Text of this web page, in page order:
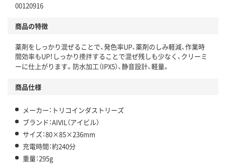
00120916
商品の特徴
薬剤をしっかり混ぜることで、発色率UP、薬剤のしみ軽減、作業時
間効率もUP！しっかり攪拌することで混ぜ残しも少なく、クリーミ
ーに仕上がります。防水加工（IPX5）、静音設計、軽量。
商品仕様
メーカー：トリコインダストリーズ
ブランド：AIVIL（アイビル）
サイズ：80×85×236mm
充電時間：約240分
重量：295g